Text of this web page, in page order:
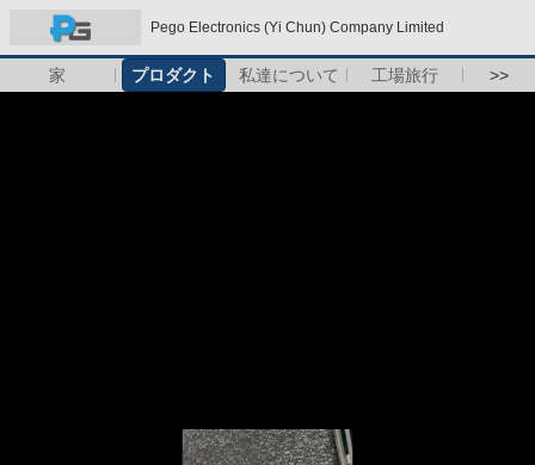
Pego Electronics (Yi Chun) Company Limited
家 プロダクト 私達について 工場旅行 >>